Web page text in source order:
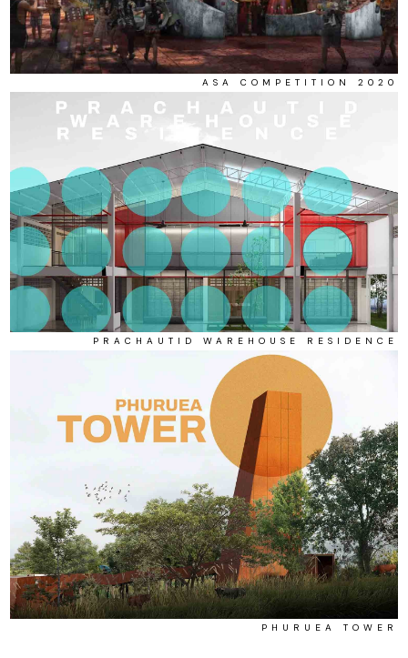
ASA COMPETITION 2020
PRACHAUTID WAREHOUSE RESIDENCE
PHURUEA TOWER